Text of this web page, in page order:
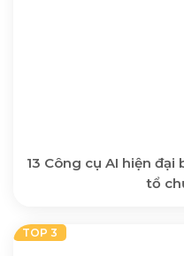
13 Công cụ AI hiện
tổ